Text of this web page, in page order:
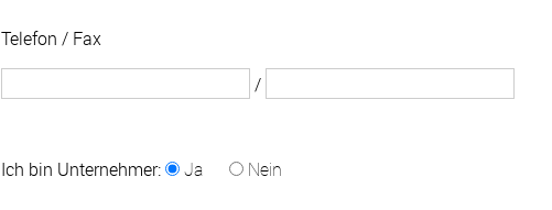
Telefon / Fax
/
Ich bin Unternehmer: Ja Nein